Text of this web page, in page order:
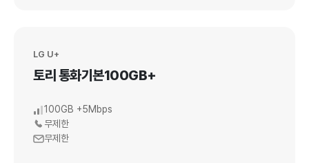
LG U+
토리 통화기본100GB+
100GB +5Mbps
무제한
무제한